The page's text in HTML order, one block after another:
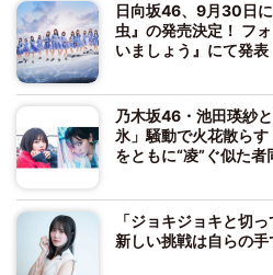
日向坂46、9月30日
虫』の発売決定！ フ
いましょう』にて発表
乃木坂46・池田瑛紗
氷」騒動で火花散ら
をともに“凌”ぐ似た者
「ジョキジョキと切
新しい挑戦は自らの手